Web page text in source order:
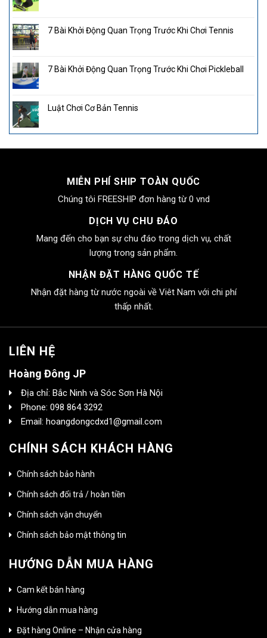
7 Bài Khởi Động Quan Trọng Trước Khi Chơi Tennis
7 Bài Khởi Động Quan Trọng Trước Khi Chơi Pickleball
Luật Chơi Cơ Bản Tennis
MIỄN PHÍ SHIP TOÀN QUỐC
Chúng tôi FREESHIP đơn hàng từ 0 vnd
DỊCH VỤ CHU ĐÁO
Mang đến cho bạn sự chu đáo trong dịch vụ, chất
lượng trong sản phẩm.
NHẬN ĐẶT HÀNG QUỐC TẾ
Nhận đặt hàng từ nước ngoài về Viêt Nam với chi phí
thấp nhất.
LIÊN HỆ
Hoàng Đông JP
Địa chỉ: Bắc Ninh và Sóc Sơn Hà Nội
Phone: 098 864 3292
Email: hoangdongcdxd1@gmail.com
CHÍNH SÁCH KHÁCH HÀNG
Chính sách bảo hành
Chính sách đổi trả / hoàn tiền
Chính sách vận chuyển
Chính sách bảo mật thông tin
HƯỚNG DẪN MUA HÀNG
Cam kết bán hàng
Hướng dẫn mua hàng
Đặt hàng Online – Nhận cửa hàng